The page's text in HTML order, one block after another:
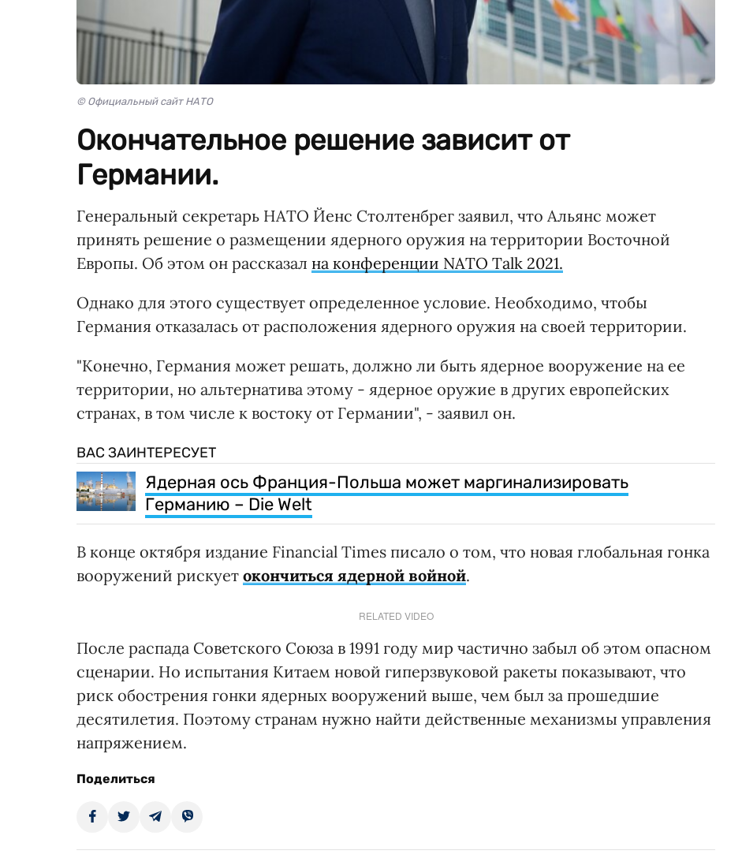
© Официальный сайт НАТО
Окончательное решение зависит от
Германии.
Генеральный секретарь НАТО Йенс Столтенбрег заявил, что Альянс может
принять решение о размещении ядерного оружия на территории Восточной
Европы. Об этом он рассказал на конференции NATO Talk 2021.
Однако для этого существует определенное условие. Необходимо, чтобы
Германия отказалась от расположения ядерного оружия на своей территории.
"Конечно, Германия может решать, должно ли быть ядерное вооружение на ее
территории, но альтернатива этому - ядерное оружие в других европейских
странах, в том числе к востоку от Германии", - заявил он.
ВАС ЗАИНТЕРЕСУЕТ
Ядерная ось Франция-Польша может маргинализировать
Германию – Die Welt
В конце октября издание Financial Times писало о том, что новая глобальная гонка
вооружений рискует окончиться ядерной войной.
RELATED VIDEO
После распада Советского Союза в 1991 году мир частично забыл об этом опасном
сценарии. Но испытания Китаем новой гиперзвуковой ракеты показывают, что
риск обострения гонки ядерных вооружений выше, чем был за прошедшие
десятилетия. Поэтому странам нужно найти действенные механизмы управления
напряжением.
Поделиться